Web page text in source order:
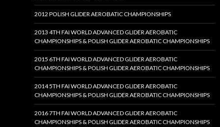
2012 POLISH GLIDER AEROBATIC CHAMPIONSHIPS
2013 4TH FAI WORLD ADVANCED GLIDER AEROBATIC
CHAMPIONSHIPS & POLISH GLIDER AEROBATIC CHAMPIONSHIPS
2015 6TH FAI WORLD ADVANCED GLIDER AEROBATIC
CHAMPIONSHIPS & POLISH GLIDER AEROBATIC CHAMPIONSHIPS
2014 5TH FAI WORLD ADVANCED GLIDER AEROBATIC
CHAMPIONSHIPS & POLISH GLIDER AEROBATIC CHAMPIONSHIPS
2016 7TH FAI WORLD ADVANCED GLIDER AEROBATIC
CHAMPIONSHIPS & POLISH GLIDER AEROBATIC CHAMPIONSHIPS